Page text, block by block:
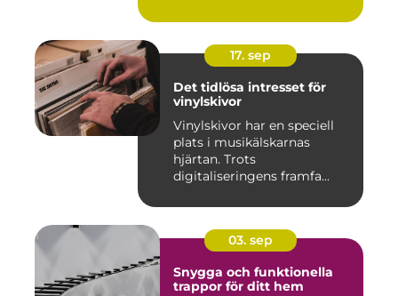
17. sep
Det tidlösa intresset för
vinylskivor
Vinylskivor har en speciell
plats i musikälskarnas
hjärtan. Trots
digitaliseringens framfa...
03. sep
Snygga och funktionella
trappor för ditt hem